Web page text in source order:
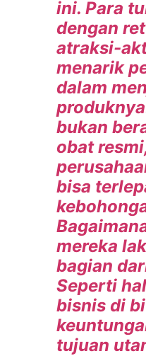
ini. Para
dengan
atraksi-
menarik
dalam
bukan
obat
bisa
mereka
bagian
Seperti
bisnis di
tujuan